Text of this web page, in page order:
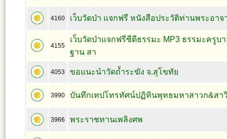
4160 เว็บวัดป่า แจกฟรี หนังสือประวัติท่านพระอา
4155
เว็บวัดป่าแจกฟรีซีดีธรรมะ MP3 ธรรมะครูบ
ฐาน สา
4053 ขอแนะนำวัดถ้ำระฆัง จ.สุโขทัย
3990 บันทึกเทปโทรทัศน์ปฏิทินพุทธมหาสาวก&สา
3966 พระราชทานเพลิงศพ